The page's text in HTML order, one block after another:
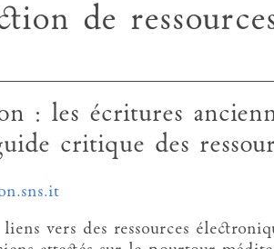
de
: les écritures
critique des
vers des ressources